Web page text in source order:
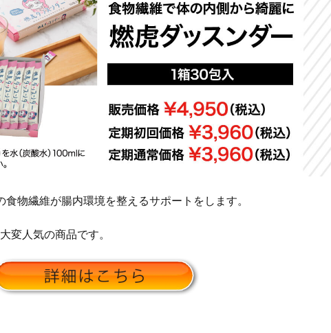
物繊維が腸内環境を整えるサポートをします。
変人気の商品です。